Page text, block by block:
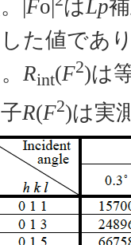
|Fo| はLp
た値であ
Rint(F2)は
R(F2)は実